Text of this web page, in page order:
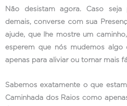
Não desistam agora. Caso seja
demais, converse com sua
ajude, que lhe mostre um
esperem que nós mudemos
apenas para aliviar ou tornar mais
Sabemos exatamente o que
Caminhada dos Raios como